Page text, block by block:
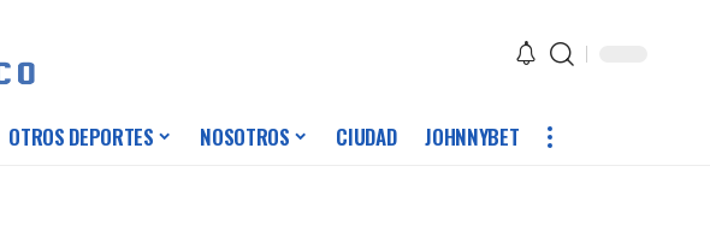
OTROS DEPORTES NOSOTROS CIUDAD JOHNNYBET